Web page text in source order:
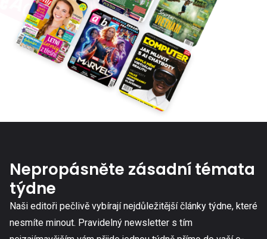
Nepropásněte zásadní témata
týdne
Naši editoři pečlivě vybírají nejdůležitější články týdne, které
nesmíte minout. Pravidelný newsletter s tím